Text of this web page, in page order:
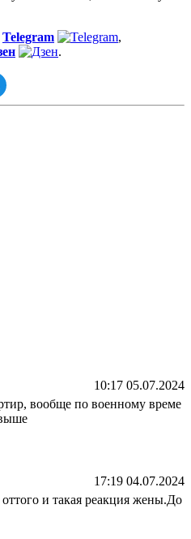
Telegram
,
.
10:17 05.07.2024
вообще по военному време
17:19 04.07.2024
и такая реакция жены.До